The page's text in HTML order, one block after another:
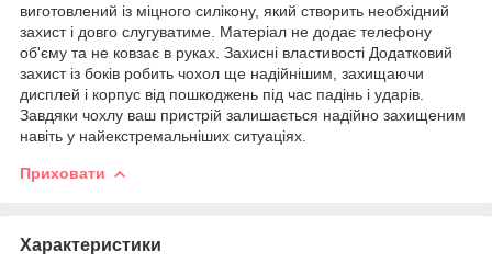
виготовлений із міцного силікону, який створить необхідний
захист і довго слугуватиме. Матеріал не додає телефону
об'єму та не ковзає в руках. Захисні властивості Додатковий
захист із боків робить чохол ще надійнішим, захищаючи
дисплей і корпус від пошкоджень під час падінь і ударів.
Завдяки чохлу ваш пристрій залишається надійно захищеним
навіть у найекстремальніших ситуаціях.
Приховати
Характеристики